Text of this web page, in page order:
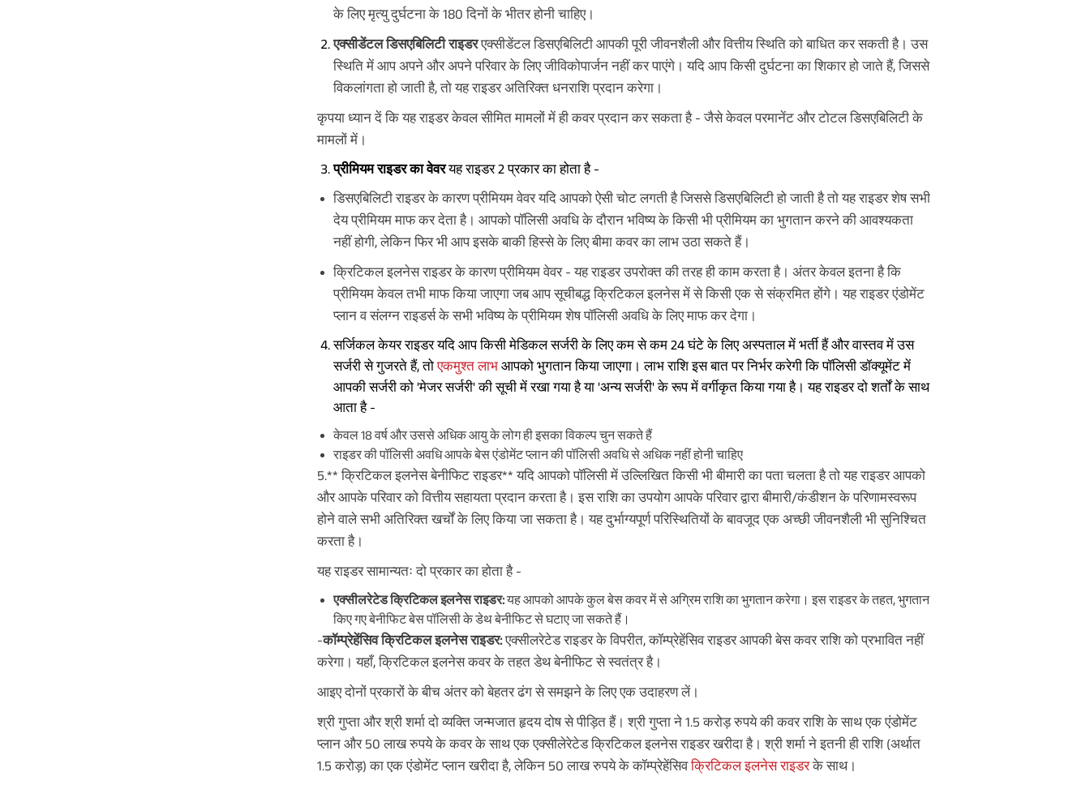
के लिए मृत्यु दुर्घटना के 180 दिनों के भीतर होनी चाहिए।
एक्सीडेंटल डिसएबिलिटी राइडरएक्सीडेंटल डिसएबिलिटी आपकी पूरी जीवनशैली और वित्तीय स्थिति को बाधित कर सकती है। उस
स्थिति में आप अपने और अपने परिवार के लिए जीविकोपार्जन नहीं कर पाएंगे। यदि आप किसी दुर्घटना का शिकार हो जाते हैं, जिससे
विकलांगता हो जाती है, तो यह राइडर अतिरिक्त धनराशि प्रदान करेगा।
कृपया ध्यान दें कि यह राइडर केवल सीमित मामलों में ही कवर प्रदान कर सकता है - जैसे केवल परमानेंट और टोटल डिसएबिलिटी के
मामलों में।
प्रीमियम राइडर का वेवरयह राइडर 2 प्रकार का होता है -
डिसएबिलिटी राइडर के कारण प्रीमियम वेवर यदि आपको ऐसी चोट लगती है जिससे डिसएबिलिटी हो जाती है तो यह राइडर शेष सभी
देय प्रीमियम माफ कर देता है। आपको पॉलिसी अवधि के दौरान भविष्य के किसी भी प्रीमियम का भुगतान करने की आवश्यकता
नहीं होगी, लेकिन फिर भी आप इसके बाकी हिस्से के लिए बीमा कवर का लाभ उठा सकते हैं।
क्रिटिकल इलनेस राइडर के कारण प्रीमियम वेवर - यह राइडर उपरोक्त की तरह ही काम करता है। अंतर केवल इतना है कि
प्रीमियम केवल तभी माफ किया जाएगा जब आप सूचीबद्ध क्रिटिकल इलनेस में से किसी एक से संक्रमित होंगे। यह राइडर एंडोमेंट
प्लान व संलग्न राइडर्स के सभी भविष्य के प्रीमियम शेष पॉलिसी अवधि के लिए माफ कर देगा।
सर्जिकल केयर राइडर यदि आप किसी मेडिकल सर्जरी के लिए कम से कम 24 घंटे के लिए अस्पताल में भर्ती हैं और वास्तव में उस
सर्जरी से गुजरते हैं, तोएकमुश्त लाभआपको भुगतान किया जाएगा। लाभ राशि इस बात पर निर्भर करेगी कि पॉलिसी डॉक्यूमेंट में
आपकी सर्जरी को 'मेजर सर्जरी' की सूची में रखा गया है या 'अन्य सर्जरी' के रूप में वर्गीकृत किया गया है। यह राइडर दो शर्तों के साथ
आता है -
केवल 18 वर्ष और उससे अधिक आयु के लोग ही इसका विकल्प चुन सकते हैं
राइडर की पॉलिसी अवधि आपके बेस एंडोमेंट प्लान की पॉलिसी अवधि से अधिक नहीं होनी चाहिए
5.** क्रिटिकल इलनेस बेनीफिट राइडर** यदि आपको पॉलिसी में उल्लिखित किसी भी बीमारी का पता चलता है तो यह राइडर आपको
और आपके परिवार को वित्तीय सहायता प्रदान करता है। इस राशि का उपयोग आपके परिवार द्वारा बीमारी/कंडीशन के परिणामस्वरूप
होने वाले सभी अतिरिक्त खर्चों के लिए किया जा सकता है। यह दुर्भाग्यपूर्ण परिस्थितियों के बावजूद एक अच्छी जीवनशैली भी सुनिश्चित
करता है।
यह राइडर सामान्यतः दो प्रकार का होता है -
एक्सीलरेटेड क्रिटिकल इलनेस राइडर:यह आपको आपके कुल बेस कवर में से अग्रिम राशि का भुगतान करेगा। इस राइडर के तहत, भुगतान
किए गए बेनीफिट बेस पॉलिसी के डेथ बेनीफिट से घटाए जा सकते हैं।
-कॉम्प्रेहेंसिव क्रिटिकल इलनेस राइडर:एक्सीलरेटेड राइडर के विपरीत, कॉम्प्रेहेंसिव राइडर आपकी बेस कवर राशि को प्रभावित नहीं
करेगा। यहाँ, क्रिटिकल इलनेस कवर के तहत डेथ बेनीफिट से स्वतंत्र है।
आइए दोनों प्रकारों के बीच अंतर को बेहतर ढंग से समझने के लिए एक उदाहरण लें।
श्री गुप्ता और श्री शर्मा दो व्यक्ति जन्मजात हृदय दोष से पीड़ित हैं। श्री गुप्ता ने 1.5 करोड़ रुपये की कवर राशि के साथ एक एंडोमेंट
प्लान और 50 लाख रुपये के कवर के साथ एक एक्सीलेरेटेड क्रिटिकल इलनेस राइडर खरीदा है। श्री शर्मा ने इतनी ही राशि (अर्थात
1.5 करोड़) का एक एंडोमेंट प्लान खरीदा है, लेकिन 50 लाख रुपये के कॉम्प्रेहेंसिवक्रिटिकल इलनेस राइडरके साथ।
पॉलिसी जारी होने के एक दिन बाद ही
तुरंत आय प्राप्त करें^
+91 फ़ोन नंबर
उपयोग की शर्तों औरगोपनीयता नीति
मैं अपनी NDNC पंजीकरण को दरकिनार करता/करती हूं और एबीएसएलआई तथा इसके
अधिकृत प्रतिनिधियों को इस प्रस्ताव और बीमा पॉलिसी से संबंधित सहायता और जानकारी
हेतु मुझे फोन/ईमेल/एसएमएस/व्हाट्सएप के माध्यम से संपर्क करने के लिए अधिकृत करता/
करती हूं।
डिस्क्लेमर : एबीएसएलआई निश्चित आयुष योजना (UIN No 109N137V12) एक नॉन-लिंक्ड,